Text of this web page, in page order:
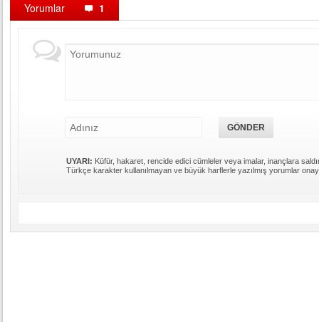
Yorumlar 1
UYARI: Küfür, hakaret, rencide edici cümleler veya imalar, inançlara
Türkçe karakter kullanılmayan ve büyük harflerle yazılmış yorumlar